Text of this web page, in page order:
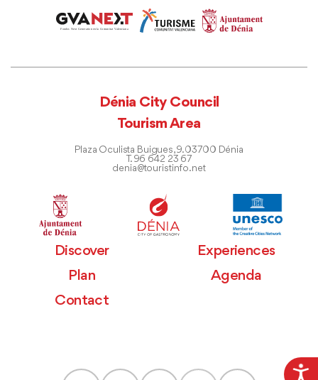
Dénia City Council
Tourism Area
Plaza Oculista Buigues, 9. 03700 Dénia
T. 96 642 23 67
denia@touristinfo.net
Discover
Experiences
Plan
Agenda
Contact